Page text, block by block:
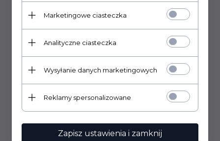
duża dźwignia o długości: 17mm
W komplecie nakrętki + podkładka
OPINIE KLIENTÓW
Marketingowe ciasteczka
Analityczne ciasteczka
Wysyłanie danych marketingowych
Reklamy spersonalizowane
Zapisz ustawienia i zamknij